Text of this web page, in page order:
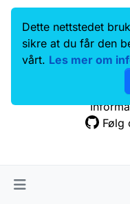
Følg
Dette nettstedet
sikre at du får den
vårt. Les mer om